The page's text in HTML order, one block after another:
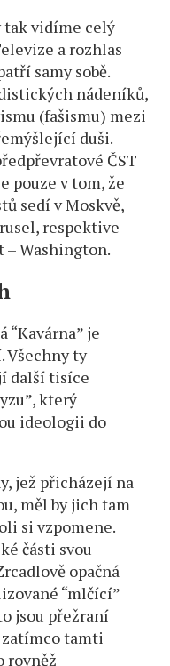
tak vidíme celý
a rozhlas
samy sobě.
nádeníků,
(fašismu) mezi
duši.
ČST
pouze v tom, že
sedí v Moskvě,
respektive –
– Washington.
“Kavárna” je
Všechny ty
další tisíce
který
ideologii do
jež přicházejí na
měl by jich tam
si vzpomene.
části svou
opačná
“mlčící”
jsou přežraní
zatímco tamti
rovněž